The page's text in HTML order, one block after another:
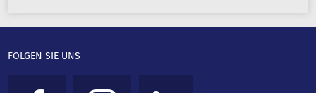
FOLGEN SIE UNS